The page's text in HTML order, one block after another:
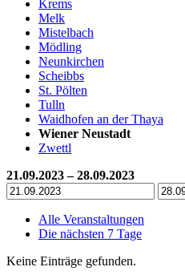
Krems
Melk
Mistelbach
Mödling
Neunkirchen
Scheibbs
St. Pölten
Tulln
Waidhofen an der Thaya
Wiener Neustadt
Zwettl
21.09.2023 – 28.09.2023
Alle Veranstaltungen
Die nächsten 7 Tage
Keine Einträge gefunden.